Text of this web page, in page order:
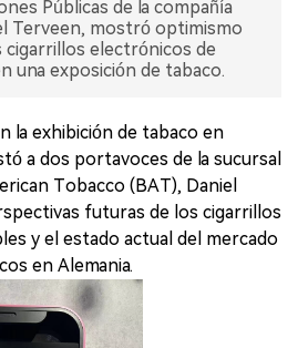
Públicas de la compañía
Terveen, mostró optimismo
electrónicos de
una exposición de tabaco.
la exhibición de tabaco en
a dos portavoces de la sucursal
Tobacco (BAT), Daniel
futuras de los cigarrillos
y el estado actual del mercado
en Alemania.